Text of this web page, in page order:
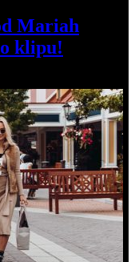
Mariah
klipu!